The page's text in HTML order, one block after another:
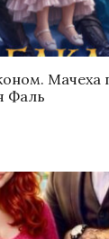
Мачеха
Фаль